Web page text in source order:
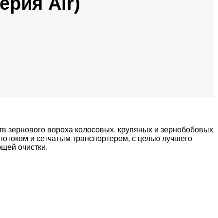
зернового вороха колосовых, крупяных и зернобобовых
и сетчатым транспортером, с целью лучшего
очистки.